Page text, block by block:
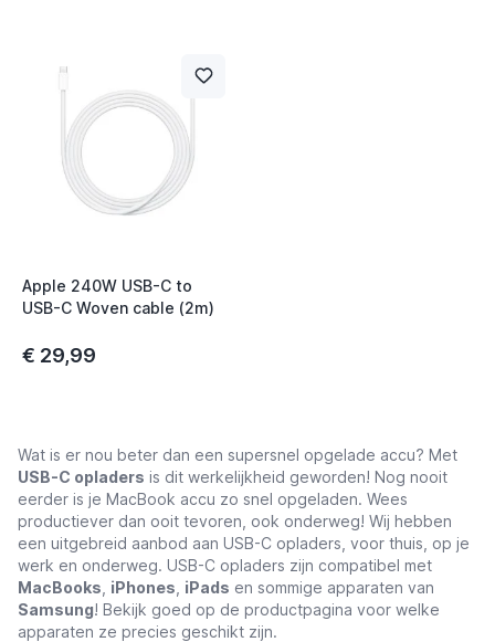
Apple 240W USB-C to
USB-C Woven cable (2m)
€ 29,99
Wat is er nou beter dan een supersnel opgelade accu? Met
USB-C opladers is dit werkelijkheid geworden! Nog nooit
eerder is je MacBook accu zo snel opgeladen. Wees
productiever dan ooit tevoren, ook onderweg! Wij hebben
een uitgebreid aanbod aan USB-C opladers, voor thuis, op je
werk en onderweg. USB-C opladers zijn compatibel met
MacBooks iPhones iPads en sommige apparaten van
Samsung! Bekijk goed op de productpagina voor welke
apparaten ze precies geschikt zijn.